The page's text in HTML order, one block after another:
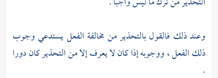
وعند ذلك فالقول بالتحذير من مخالفة الفعل يستدعي وجوب
ذلك الفعل ، ووجوبه إذا كان لا يعرف إلا من التحذير كان دورا
.